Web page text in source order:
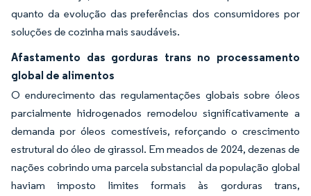
quanto da evolução das preferências dos consumidores por
soluções de cozinha mais saudáveis.
Afastamento das gorduras trans no processamento
global de alimentos
O endurecimento das regulamentações globais sobre óleos
parcialmente hidrogenados remodelou significativamente a
demanda por óleos comestíveis, reforçando o crescimento
estrutural do óleo de girassol. Em meados de 2024, dezenas de
nações cobrindo uma parcela substancial da população global
haviam imposto limites formais às gorduras trans,